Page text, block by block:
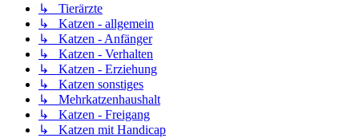
↳ Tierärzte
↳ Katzen - allgemein
↳ Katzen - Anfänger
↳ Katzen - Verhalten
↳ Katzen - Erziehung
↳ Katzen sonstiges
↳ Mehrkatzenhaushalt
↳ Katzen - Freigang
↳ Katzen mit Handicap